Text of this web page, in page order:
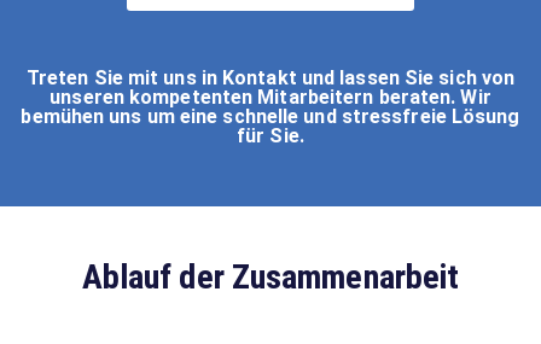
Treten Sie mit uns in Kontakt und lassen Sie sich von
unseren kompetenten Mitarbeitern beraten. Wir
bemühen uns um eine schnelle und stressfreie Lösung
für Sie.
Ablauf der Zusammenarbeit